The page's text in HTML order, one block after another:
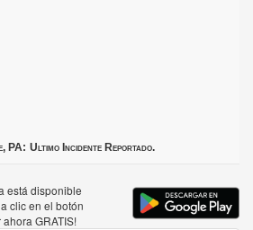
PA: Ultimo Incidente Reportado.
está disponible
clic en el botón
GRATIS!